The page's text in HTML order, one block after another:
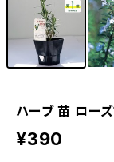
ハーブ 苗 ロー
¥390